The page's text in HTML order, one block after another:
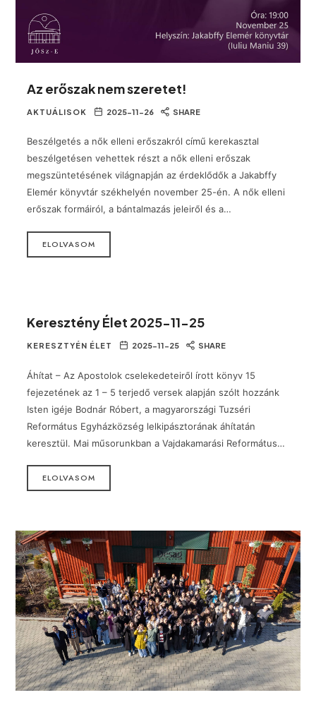
Az erőszak nem szeretet!
AKTUÁLISOK 2025-11-26 SHARE
Beszélgetés a nők elleni erőszakról című kerekasztal
beszélgetésen vehettek részt a nők elleni erőszak
megszüntetésének világnapján az érdeklődők a Jakabffy
Elemér könyvtár székhelyén november 25-én. A nők elleni
erőszak formáiról, a bántalmazás jeleiről és a…
ELOLVASOM
Keresztény Élet 2025-11-25
KERESZTYÉN ÉLET 2025-11-25 SHARE
Áhítat – Az Apostolok cselekedeteiről írott könyv 15
fejezetének az 1 – 5 terjedő versek alapján szólt hozzánk
Isten igéje Bodnár Róbert, a magyarországi Tuzséri
Református Egyházközség lelkipásztorának áhítatán
keresztül. Mai műsorunkban a Vajdakamarási Református…
ELOLVASOM